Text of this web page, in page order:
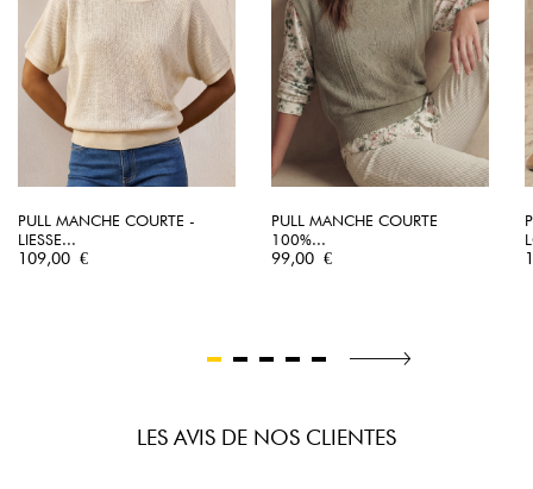
PULL MANCHE COURTE -
LIESSE...
Prix
109,00 €
PULL MANCHE COURTE
100%...
Prix
99,00 €
LES AVIS DE NOS CLIENTES